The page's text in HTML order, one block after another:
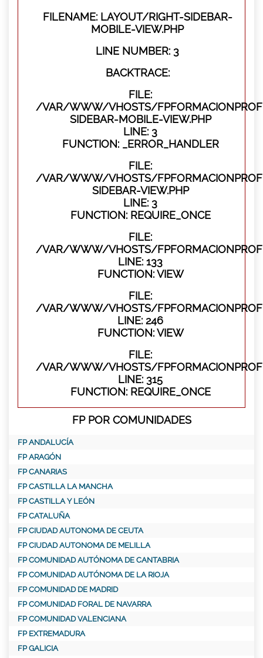
FILENAME: LAYOUT/RIGHT-SIDEBAR-
MOBILE-VIEW.PHP
LINE NUMBER: 3
BACKTRACE:
FILE:
/VAR/WWW/VHOSTS/
SIDEBAR-MOBILE-VIEW.PHP
LINE: 3
FUNCTION: _ERROR_HANDLER
FILE:
/VAR/WWW/VHOSTS/
SIDEBAR-VIEW.PHP
LINE: 3
FUNCTION: REQUIRE_ONCE
FILE:
/VAR/WWW/VHOSTS/
LINE: 133
FUNCTION: VIEW
FILE:
/VAR/WWW/VHOSTS/
LINE: 246
FUNCTION: VIEW
FILE:
/VAR/WWW/VHOSTS/
LINE: 315
FUNCTION: REQUIRE_ONCE
FP POR COMUNIDADES
FP ANDALUCÍA
FP ARAGÓN
FP CANARIAS
FP CASTILLA LA MANCHA
FP CASTILLA Y LEÓN
FP CATALUÑA
FP CIUDAD AUTONOMA DE CEUTA
FP CIUDAD AUTONOMA DE MELILLA
FP COMUNIDAD AUTÓNOMA DE CANTABRIA
FP COMUNIDAD AUTÓNOMA DE LA RIOJA
FP COMUNIDAD DE MADRID
FP COMUNIDAD FORAL DE NAVARRA
FP COMUNIDAD VALENCIANA
FP EXTREMADURA
FP GALICIA